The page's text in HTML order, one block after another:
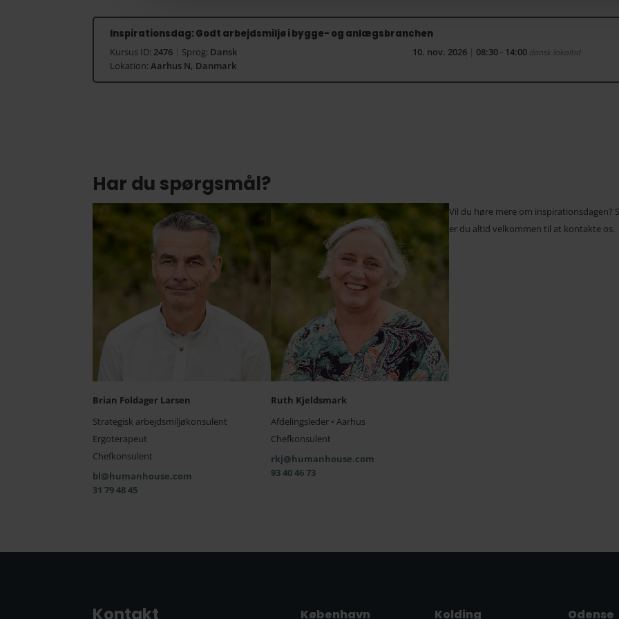
Inspirationsdag: Godt arbejdsmiljø i bygge- og anlægsbranchen
Kursus ID: 2476 Sprog: Dansk
Lokation: Aarhus N, Danmark
10. nov. 2026 08:30 - 14:00 dansk lokaltid
Har du spørgsmål?
Brian Foldager Larsen
Strategisk arbejdsmiljøkonsulent
Ergoterapeut
Chefkonsulent
bl@humanhouse.com
31 79 48 45
Ruth Kjeldsmark
Afdelingsleder • Aarhus
Chefkonsulent
rkj@humanhouse.com
93 40 46 73
Vil du høre mere om inspirationsdagen?
er du altid velkommen til at kontakte os.
Kontakt København Kolding Odense